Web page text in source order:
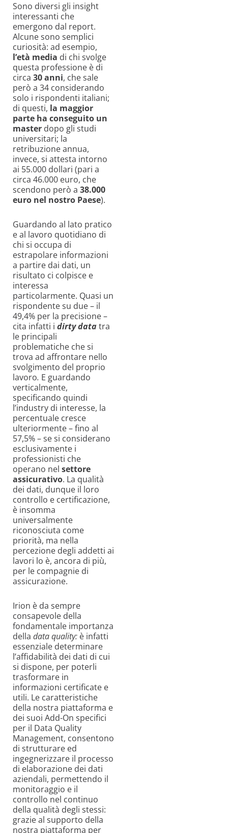
Sono diversi gli insight
interessanti che
emergono dal report.
Alcune sono semplici
curiosità: ad esempio,
l’età media di chi svolge
questa professione è di
circa 30anni, che sale
però a 34 considerando
solo i rispondenti italiani;
di questi, la maggior
parte ha conseguito un
master dopo gli studi
universitari; la
retribuzione annua,
invece, si attesta intorno
ai 55.000 dollari (pari a
circa 46.000 euro, che
scendono però a 38.000
euro nel nostro Paese).
Guardando al lato pratico
e al lavoro quotidiano di
chi si occupa di
estrapolare informazioni
a partire dai dati, un
risultato ci colpisce e
interessa
particolarmente. Quasi un
rispondente su due – il
49,4% per la precisione –
cita infatti i dirtydatatra
le principali
problematiche che si
trova ad affrontare nello
svolgimento del proprio
lavoro. E guardando
verticalmente,
specificando quindi
l’industry di interesse, la
percentuale cresce
ulteriormente – fino al
57,5% – se si considerano
esclusivamente i
professionisti che
operano nel settore
assicurativo. La qualità
dei dati, dunque il loro
controllo e certificazione,
è insomma
universalmente
riconosciuta come
priorità, ma nella
percezione degli addetti ai
lavori lo è, ancora di più,
per le compagnie di
assicurazione.
Irion è da sempre
consapevole della
fondamentale importanza
della dataquality: è infatti
essenziale determinare
l’affidabilità dei dati di cui
si dispone, per poterli
trasformare in
informazioni certificate e
utili. Le caratteristiche
della nostra piattaforma e
dei suoi Add-On specifici
per il Data Quality
Management, consentono
di strutturare ed
ingegnerizzare il processo
di elaborazione dei dati
aziendali, permettendo il
monitoraggio e il
controllo nel continuo
della qualità degli stessi:
grazie al supporto della
nostra piattaforma per